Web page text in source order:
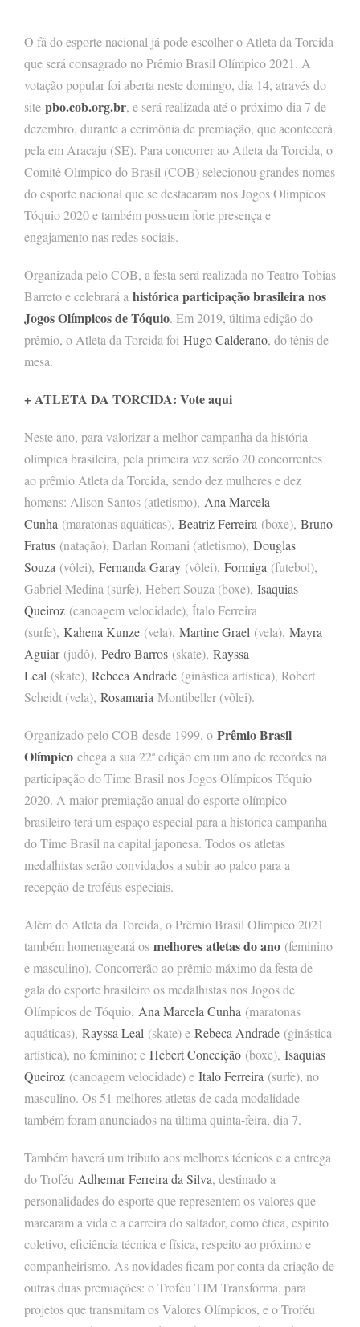
O fã do esporte nacional já pode escolher o Atleta da Torcida
que será consagrado no Prêmio Brasil Olímpico 2021. A
votação popular foi aberta neste domingo, dia 14, através do
site pbo.cob.org.br, e será realizada até o próximo dia 7 de
dezembro, durante a cerimônia de premiação, que acontecerá
pela em Aracaju (SE). Para concorrer ao Atleta da Torcida, o
Comitê Olímpico do Brasil (COB) selecionou grandes nomes
do esporte nacional que se destacaram nos Jogos Olímpicos
Tóquio 2020 e também possuem forte presença e
engajamento nas redes sociais.
Organizada pelo COB, a festa será realizada no Teatro Tobias
Barreto e celebrará a histórica participação brasileira nos
Jogos Olímpicos de Tóquio. Em 2019, última edição do
prêmio, o Atleta da Torcida foi Hugo Calderano, do tênis de
mesa.
+ ATLETA DA TORCIDA: Vote aqui
Neste ano, para valorizar a melhor campanha da história
olímpica brasileira, pela primeira vez serão 20 concorrentes
ao prêmio Atleta da Torcida, sendo dez mulheres e dez
homens: Alison Santos (atletismo), Ana Marcela
Cunha (maratonas aquáticas), Beatriz Ferreira (boxe), Bruno
Fratus (natação), Darlan Romani (atletismo), Douglas
Souza (vôlei), Fernanda Garay (vôlei), Formiga (futebol),
Gabriel Medina (surfe), Hebert Souza (boxe), Isaquias
Queiroz (canoagem velocidade), Ítalo Ferreira
(surfe), Kahena Kunze (vela), Martine Grael (vela), Mayra
Aguiar(judô), Pedro Barros (skate), Rayssa
Leal (skate), Rebeca Andrade (ginástica artística), Robert
Scheidt (vela), Rosamaria Montibeller (vôlei).
Organizado pelo COB desde 1999, o Prêmio Brasil
Olímpico chega a sua 22ª edição em um ano de recordes na
participação do Time Brasil nos Jogos Olímpicos Tóquio
2020. A maior premiação anual do esporte olímpico
brasileiro terá um espaço especial para a histórica campanha
do Time Brasil na capital japonesa. Todos os atletas
medalhistas serão convidados a subir ao palco para a
recepção de troféus especiais.
Além do Atleta da Torcida, o Prêmio Brasil Olímpico 2021
também homenageará os melhores atletas do ano (feminino
e masculino). Concorrerão ao prêmio máximo da festa de
gala do esporte brasileiro os medalhistas nos Jogos de
Olímpicos de Tóquio, Ana Marcela Cunha (maratonas
aquáticas), Rayssa Leal (skate) e Rebeca Andrade (ginástica
artística), no feminino; e Hebert Conceição (boxe), Isaquias
Queiroz (canoagem velocidade) e Italo Ferreira (surfe), no
masculino. Os 51 melhores atletas de cada modalidade
também foram anunciados na última quinta-feira, dia 7.
Também haverá um tributo aos melhores técnicos e a entrega
do Troféu Adhemar Ferreira da Silva, destinado a
personalidades do esporte que representem os valores que
marcaram a vida e a carreira do saltador, como ética, espírito
coletivo, eficiência técnica e física, respeito ao próximo e
companheirismo. As novidades ficam por conta da criação de
outras duas premiações: o Troféu TIM Transforma, para
projetos que transmitam os Valores Olímpicos, e o Troféu